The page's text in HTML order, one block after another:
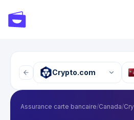
Crypto.com
Assurance carte bancaire/Canada/